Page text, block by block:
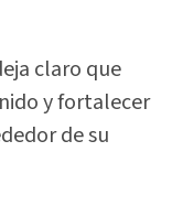
claro que
y fortalecer
de su